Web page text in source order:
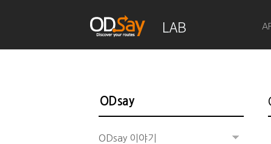
ODsay
ODsay 이야기